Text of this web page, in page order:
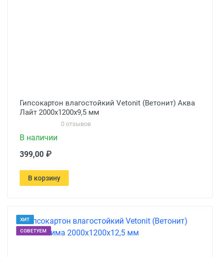
Гипсокартон влагостойкий Vetonit (Ветонит) Аква
Лайт 2000х1200х9,5 мм
0 отзывов
В наличии
399,00 ₽
В корзину
ХИТ
СОВЕТУЕМ